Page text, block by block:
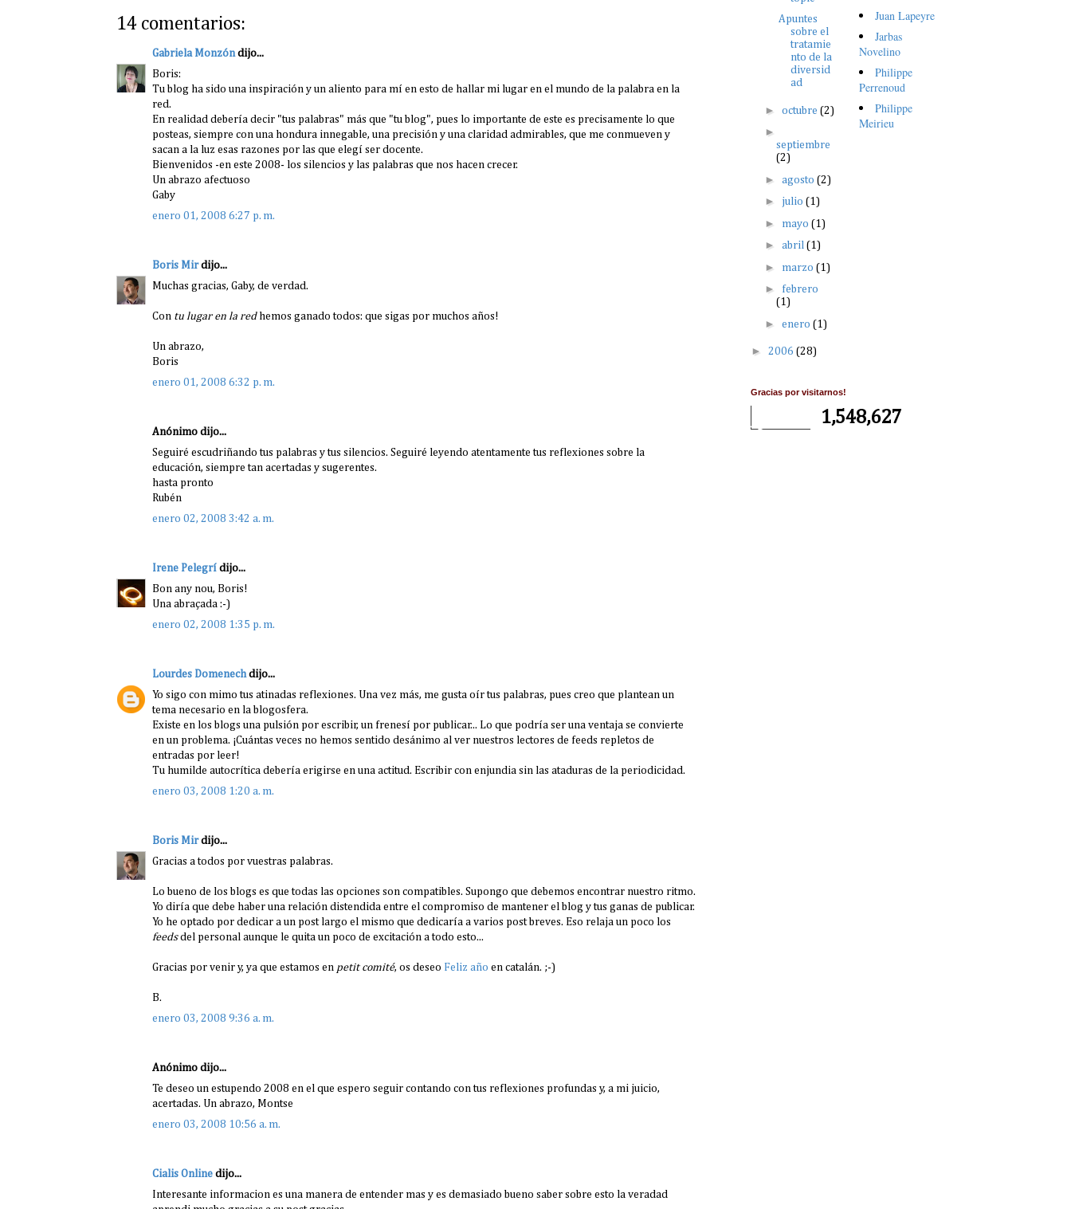
14 comentarios:
Gabriela Monzóndijo...
Boris:
Tu blog ha sido una inspiración y un aliento para mí en esto de hallar mi lugar en el mundo de la palabra en la
red.
En realidad debería decir "tus palabras" más que "tu blog", pues lo importante de este es precisamente lo que
posteas, siempre con una hondura innegable, una precisión y una claridad admirables, que me conmueven y
sacan a la luz esas razones por las que elegí ser docente.
Bienvenidos -en este 2008- los silencios y las palabras que nos hacen crecer.
Un abrazo afectuoso
Gaby
enero 01, 2008 6:27 p. m.
Boris Mirdijo...
Muchas gracias, Gaby, de verdad.
Con tu lugar en la redhemos ganado todos: que sigas por muchos años!
Un abrazo,
Boris
enero 01, 2008 6:32 p. m.
Anónimo dijo...
Seguiré escudriñando tus palabras y tus silencios. Seguiré leyendo atentamente tus reflexiones sobre la
educación, siempre tan acertadas y sugerentes.
hasta pronto
Rubén
enero 02, 2008 3:42 a. m.
Irene Pelegrí dijo...
Bon any nou, Boris!
Una abraçada :-)
enero 02, 2008 1:35 p. m.
Lourdes Domenechdijo...
Yo sigo con mimo tus atinadas reflexiones. Una vez más, me gusta oír tus palabras, pues creo que plantean un
tema necesario en la blogosfera.
Existe en los blogs una pulsión por escribir, un frenesí por publicar... Lo que podría ser una ventaja se convierte
en un problema. ¡Cuántas veces no hemos sentido desánimo al ver nuestros lectores de feeds repletos de
entradas por leer!
Tu humilde autocrítica debería erigirse en una actitud. Escribir con enjundia sin las ataduras de la periodicidad.
enero 03, 2008 1:20 a. m.
Boris Mirdijo...
Gracias a todos por vuestras palabras.
Lo bueno de los blogs es que todas las opciones son compatibles. Supongo que debemos encontrar nuestro ritmo.
Yo diría que debe haber una relación distendida entre el compromiso de mantener el blog y tus ganas de publicar.
Yo he optado por dedicar a un post largo el mismo que dedicaría a varios post breves. Eso relaja un poco los
feedsdel personal aunque le quita un poco de excitación a todo esto...
Gracias por venir y, ya que estamos en petit comité, os deseo Feliz año en catalán. ;-)
B.
enero 03, 2008 9:36 a. m.
Anónimo dijo...
Te deseo un estupendo 2008 en el que espero seguir contando con tus reflexiones profundas y, a mi juicio,
acertadas. Un abrazo, Montse
enero 03, 2008 10:56 a. m.
Cialis Online dijo...
Interesante informacion es una manera de entender mas y es demasiado bueno saber sobre esto la veradad
Apuntes
sobre el
tratamie
nto de la
diversid
ad
► octubre (2)
►
septiembre
(2)
► agosto (2)
► julio (1)
► mayo (1)
► abril (1)
► marzo (1)
►
febrero
(1)
► enero (1)
► 2006 (28)
Juan Lapeyre
Jarbas
Novelino
Philippe
Perrenoud
Philippe
Meirieu
Gracias por visitarnos!
1,548,627